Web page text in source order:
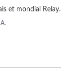
et mondial Relay.